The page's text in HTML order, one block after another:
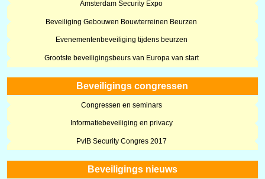
Amsterdam Security Expo
Beveiliging Gebouwen Bouwterreinen Beurzen
Evenementenbeveiliging tijdens beurzen
Grootste beveiligingsbeurs van Europa van start
Beveiligings congressen
Congressen en seminars
Informatiebeveiliging en privacy
PvIB Security Congres 2017
Beveiligings nieuws